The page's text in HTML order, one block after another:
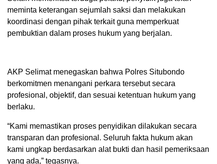
meminta keterangan sejumlah saksi dan melakukan
koordinasi dengan pihak terkait guna memperkuat
pembuktian dalam proses hukum yang berjalan.
AKP Selimat menegaskan bahwa Polres Situbondo
berkomitmen menangani perkara tersebut secara
profesional, objektif, dan sesuai ketentuan hukum yang
berlaku.
“Kami memastikan proses penyidikan dilakukan secara
transparan dan profesional. Seluruh fakta hukum akan
kami ungkap berdasarkan alat bukti dan hasil pemeriksaan
yang ada,” tegasnya.